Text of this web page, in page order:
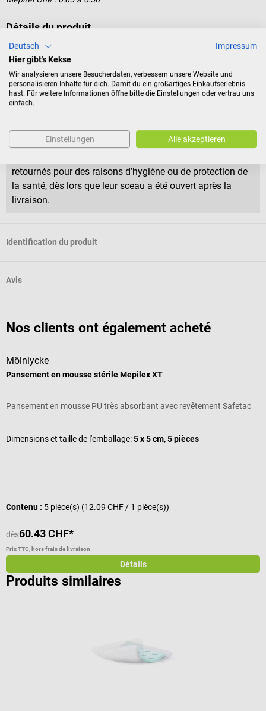
Détails du produit
1 paquet de compresses Mepitel One de Mölnlycke (5 × 7,5 cm) à
10 pièces
Conditions de retour
Le droit de rétractation du consommateur ne s’applique
retournés pour des raisons d’hygiène ou de protection de
la santé, dès lors que leur sceau a été ouvert après la
livraison.
Identification du produit
Avis
Nos clients ont également acheté
Mölnlycke
Pansement en mousse stérile Mepilex XT
Pansement en mousse PU très absorbant avec revêtement Safetac
Dimensions et taille de l'emballage:5 x 5 cm, 5 pièces
Contenu : 5 pièce(s) (12.09 CHF / 1 pièce(s))
dès60.43 CHF*
Prix TTC, hors frais de livraison
Détails
Produits similaires
Deutsch
Impressum
Hier gibt's Kekse
Wir analysieren unsere Besucherdaten, verbessern unsere Website und
personalisieren Inhalte für dich. Damit du ein großartiges Einkaufserlebnis
hast. Für weitere Informationen öffne bitte die Einstellungen oder vertrau uns
einfach.
Einstellungen Alle akzeptieren